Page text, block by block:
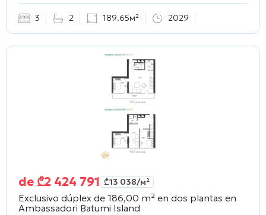
3 2 189.65м² 2029
de ₾2 424 791 ₾13 038/м²
Exclusivo dúplex de 186,00 m² en dos plantas en
Ambassadori Batumi Island